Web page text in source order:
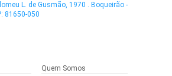
L. de Gusmão, 1970 . Boqueirão -
81650-050
Quem Somos